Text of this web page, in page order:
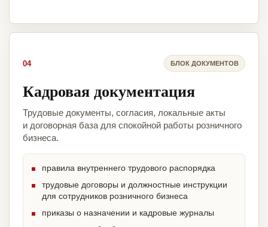
04 БЛОК ДОКУМЕНТОВ
Кадровая документация
Трудовые документы, согласия, локальные акты
и договорная база для спокойной работы розничного
бизнеса.
правила внутреннего трудового распорядка
трудовые договоры и должностные инструкции
для сотрудников розничного бизнеса
приказы о назначении и кадровые журналы